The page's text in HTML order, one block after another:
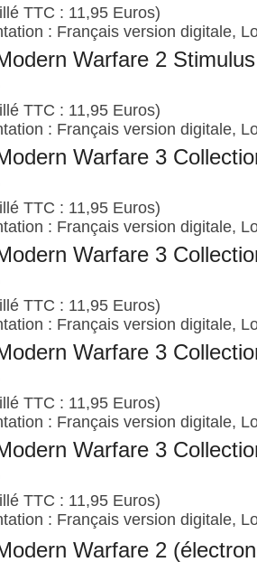
TTC : 11,95 Euros)
: Français version digitale,
Warfare 2
TTC : 11,95 Euros)
: Français version digitale,
Warfare 3
TTC : 11,95 Euros)
: Français version digitale,
Warfare 3
TTC : 11,95 Euros)
: Français version digitale,
Warfare 3
TTC : 11,95 Euros)
: Français version digitale,
Warfare 3
TTC : 11,95 Euros)
: Français version digitale,
Warfare 2